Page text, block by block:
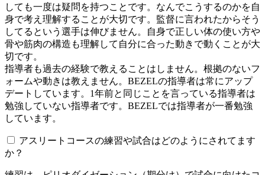
しても一度は疑問を持つことです。なんでこうするのかを自
身で考え理解することが大切です。監督に言われたからそう
してるという選手は伸びません。自身で正しい体の使い方や
骨や筋肉の構造も理解して自分に合った動きで動くことが大
切です。
指導者も過去の経験で教えることはしません。根拠のないフ
ォームや動きは教えません。BEZELの指導者は常にアップ
デートしています。1年前と同じことを言っている指導者は
勉強していない指導者です。BEZELでは指導者が一番勉強
しています。
アスリートコースの練習や試合はどのようにされてます
か？